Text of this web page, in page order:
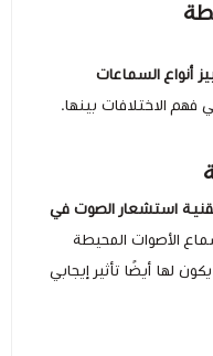
أنواع السماعات
الاختلافات بينها.
استشعار الصوت في
الأصوات المحيطة
لها أيضًا تأثير إيجابي